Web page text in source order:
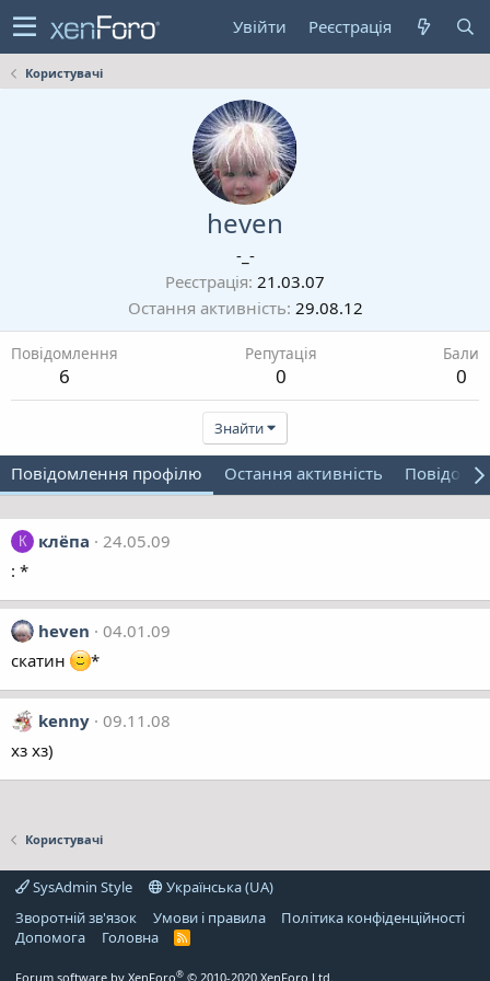
Увійти Реєстрація
Користувачі
heven
-_-
Реєстрація 21.03.07
Остання активність 29.08.12
Повідомлення
6
Репутація
0
Бали
0
Знайти
Повідомлення профілю Остання активність
К клёпа
24.05.09
: *
heven
04.01.09
скатин
*
kenny 09.11.08
хз хз)
Користувачі
SysAdmin Style
Українська (UA)
Зворотній зв'язок
Умови і правила
Політика конфіденційності
Дoпoмoга
Головна
R
Forum software by XenForo® © 2010-2020 XenForo Ltd.